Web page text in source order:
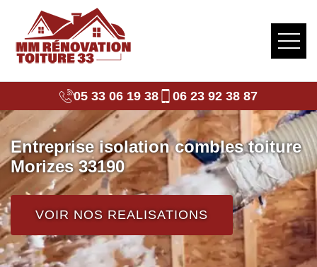
05 33 06 19 38 06 23 92 38 87
Entreprise isolation combles toiture
Morizes 33190
VOIR NOS REALISATIONS